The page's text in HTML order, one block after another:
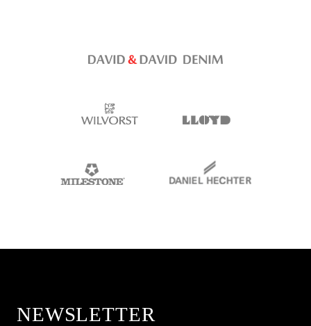
NEWSLETTER